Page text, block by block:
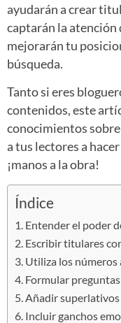
ayudarán a crear
captarán la atención
mejorarán tu
búsqueda.
Tanto si eres
contenidos, este
conocimientos
a tus lectores a
¡manos a la obra!
Índice
Entender el poder
Escribir titulares
Utiliza los números
Formular
Añadir
Incluir ganchos